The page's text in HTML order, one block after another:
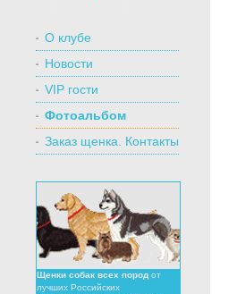
О клубе
Новости
VIP гости
Фотоальбом
Заказ щенка. Контакты
Щенки собак всех пород от
лучших Российских